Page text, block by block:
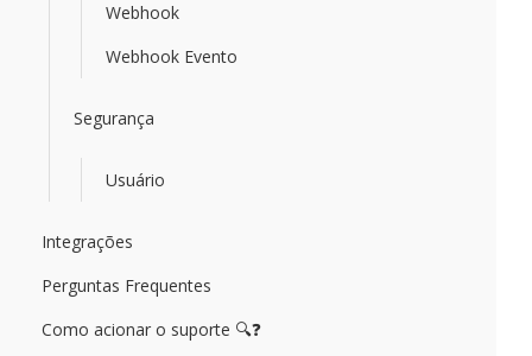
Webhook
Webhook Evento
Segurança
Usuário
Integrações
Perguntas Frequentes
Como acionar o suporte 🔍❓